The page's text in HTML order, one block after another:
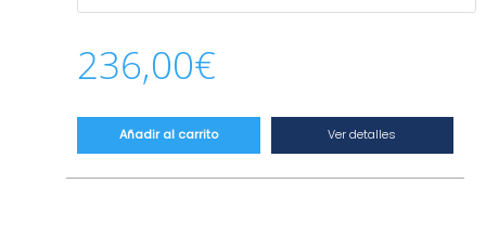
Ver detalles
es verano o invierno. Todas las telas del
CARACTERÍSTICAS TÉCNICAS
– Altura: 5 cm +/- 1 cm.
núcleo HR que otorgará a tu colchón la
acogida ideal.
– Topper revesersible con capa superior de
236,00€
Añadir al carrito